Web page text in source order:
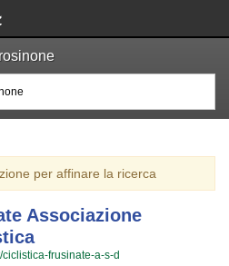
per affinare la ricerca
Associazione
frusinate-a-s-d